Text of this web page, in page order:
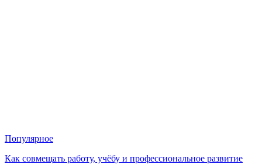
Популярное
Как совмещать работу, учёбу и профессиональное развитие